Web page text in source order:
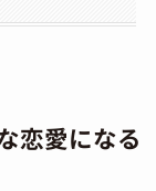
恋愛になる